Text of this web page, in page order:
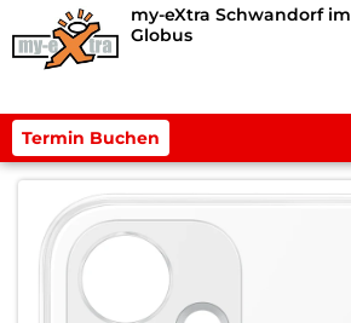
my-eXtra Schwandorf im
Globus
Termin Buchen